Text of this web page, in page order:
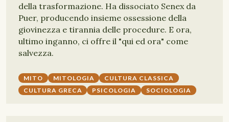
della trasformazione. Ha dissociato Senex da
Puer, producendo insieme ossessione della
giovinezza e tirannia delle procedure. E ora,
ultimo inganno, ci offre il "qui ed ora" come
salvezza.
MITO MITOLOGIA
CULTURA CLASSICA
CULTURA GRECA
PSICOLOGIA SOCIOLOGIA